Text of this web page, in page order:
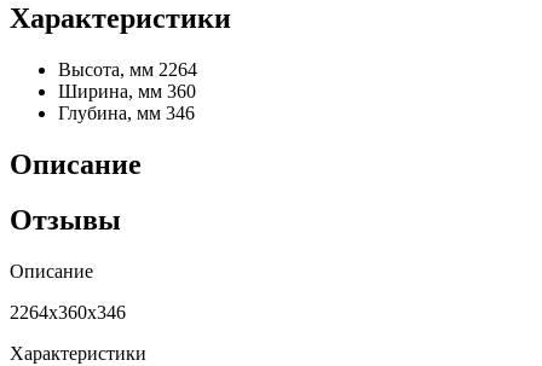
Характеристики
Высота, мм 2264
Ширина, мм 360
Глубина, мм 346
Описание
Отзывы
Описание
2264х360х346
Характеристики